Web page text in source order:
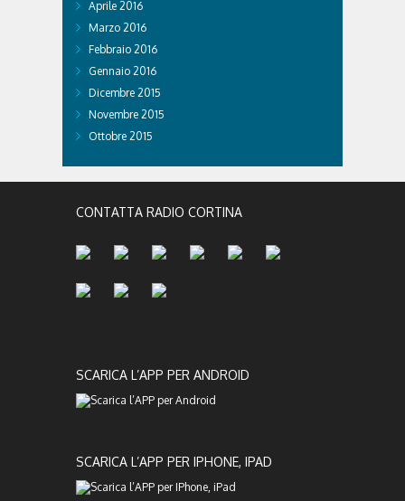
Aprile 2016
Marzo 2016
Febbraio 2016
Gennaio 2016
Dicembre 2015
Novembre 2015
Ottobre 2015
CONTATTA RADIO CORTINA
SCARICA L’APP PER ANDROID
SCARICA L’APP PER IPHONE, IPAD